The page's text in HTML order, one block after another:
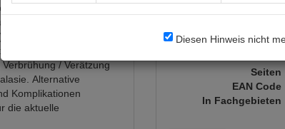
Diesen Hinweis nicht
der Speiseröhre im
mit Bougies
Technik) und
einer
/ Verätzung
Alternative
Komplikationen
die aktuelle
Aktuelle Edition
Seiten
EAN Code
In Fachgebieten